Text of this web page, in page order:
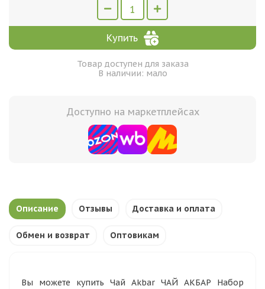
Купить
Товар доступен для заказа
В наличии: мало
Доступно на маркетплейсах
Описание Отзывы Доставка и оплата
Обмен и возврат Оптовикам
Вы можете купить Чай Akbar ЧАЙ АКБАР Набор